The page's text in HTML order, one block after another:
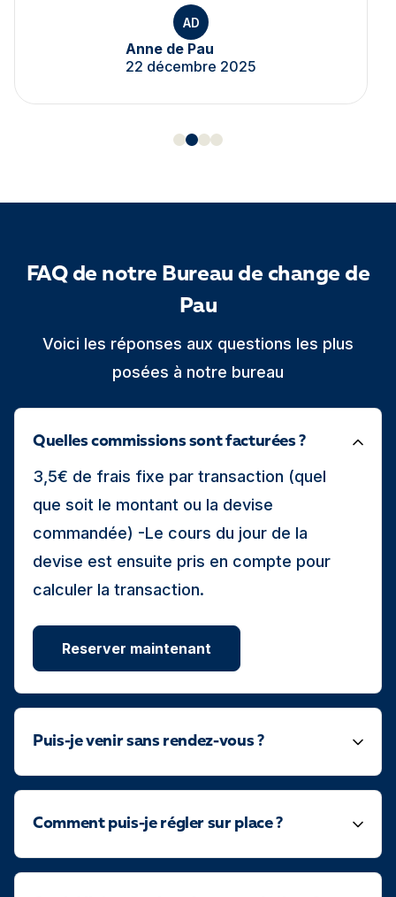
AD
Anne de Pau
22 décembre 2025
FAQ de notre Bureau de change de
Pau
Voici les réponses aux questions les plus
posées à notre bureau
Quelles commissions sont facturées ?
3,5€ de frais fixe par transaction (quel
que soit le montant ou la devise
commandée) -Le cours du jour de la
devise est ensuite pris en compte pour
calculer la transaction.
Reserver maintenant
Puis-je venir sans rendez-vous ?
Comment puis-je régler sur place ?